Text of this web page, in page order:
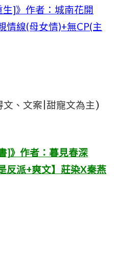
生]》作者：城南花開
情線(母女情)+無CP(主
文、文案|甜寵文為主)
]》作者：暮見春深
反派+爽文】莊染X秦燕